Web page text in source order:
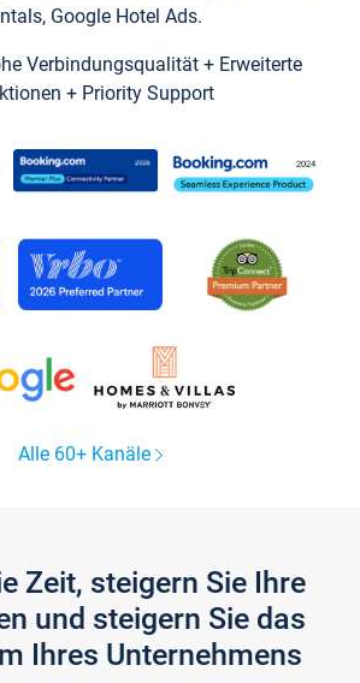
Google Hotel Ads.
Verbindungsqualität + Erweiterte
+ Priority Support
Alle 60+ Kanäle
Zeit, steigern Sie Ihre
und steigern Sie das
Ihres Unternehmens